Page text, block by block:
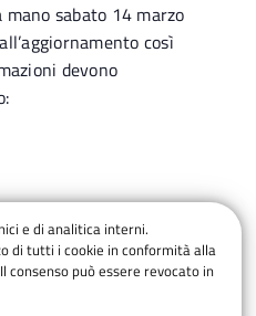
sabato 14 marzo
così
devono
nel tuo calendario
e di analitica interni.
di tutti i cookie in conformità alla
consenso può essere revocato in